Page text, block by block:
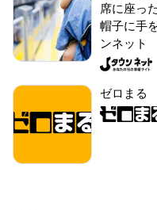
席に座っ
帽子に手
ンネット
ゼロまる